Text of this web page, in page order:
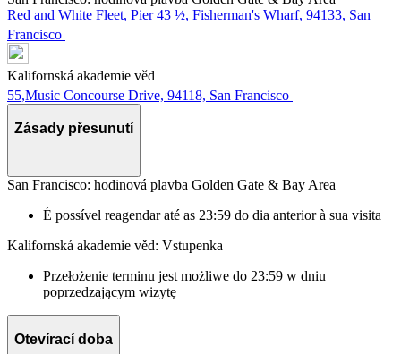
Red and White Fleet, Pier 43 ½, Fisherman's Wharf, 94133, San
Francisco
Kalifornská akademie věd
55,Music Concourse Drive, 94118, San Francisco
Zásady přesunutí
San Francisco: hodinová plavba Golden Gate & Bay Area
É possível reagendar até as 23:59 do dia anterior à sua visita
Kalifornská akademie věd: Vstupenka
Przełożenie terminu jest możliwe do 23:59 w dniu
poprzedzającym wizytę
Otevírací doba